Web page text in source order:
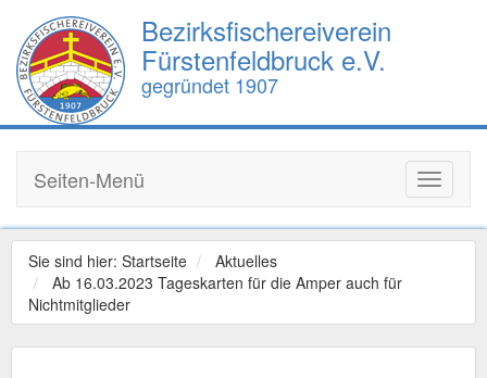
Bezirksfischereiverein
Fürstenfeldbruck e.V.
gegründet 1907
Toggle
Seiten-Menü
Sie sind hier: Startseite
Aktuelles
Ab 16.03.2023 Tageskarten für die Amper auch für
Nichtmitglieder